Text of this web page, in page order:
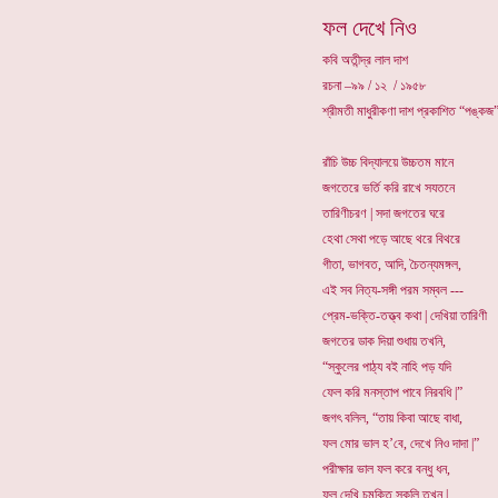
ফল দেখে নিও
কবি অতীন্দ্র লাল দাশ
রচনা –৯৯ / ১২ / ১৯৫৮
শ্রীমতী মাধুরীকণা দাশ প্রকাশিত
রাঁচি উচ্চ বিদ্যালয়ে উচ্চতম মানে
জগতেরে ভর্তি করি রাখে সযতনে
তারিণীচরণ | সদা জগতের ঘরে
হেথা সেথা পড়ে আছে থরে বিথরে
গীতা, ভাগবত, আদি, চৈতন্যমঙ্গল,
এই সব নিত্য-সঙ্গী পরম সম্বল ---
প্রেম-ভক্তি-তত্ত্ব কথা | দেখিয়া তারিণী
জগতের ডাক দিয়া শুধায় তখনি,
“স্কুলের পাঠ্য বই নাহি পড় যদি
ফেল করি মনস্তাপ পাবে নিরবধি |”
জগৎ বলিল, “তায় কিবা আছে বাধা,
ফল মোর ভাল হ’বে, দেখে নিও দাদা |”
পরীক্ষার ভাল ফল করে বন্ধু ধন,
ফল দেখি চমকিত সকলি তখন |